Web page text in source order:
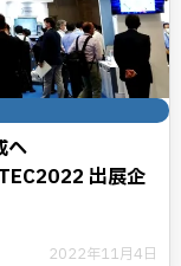
へ
出展企
2022年11月4日